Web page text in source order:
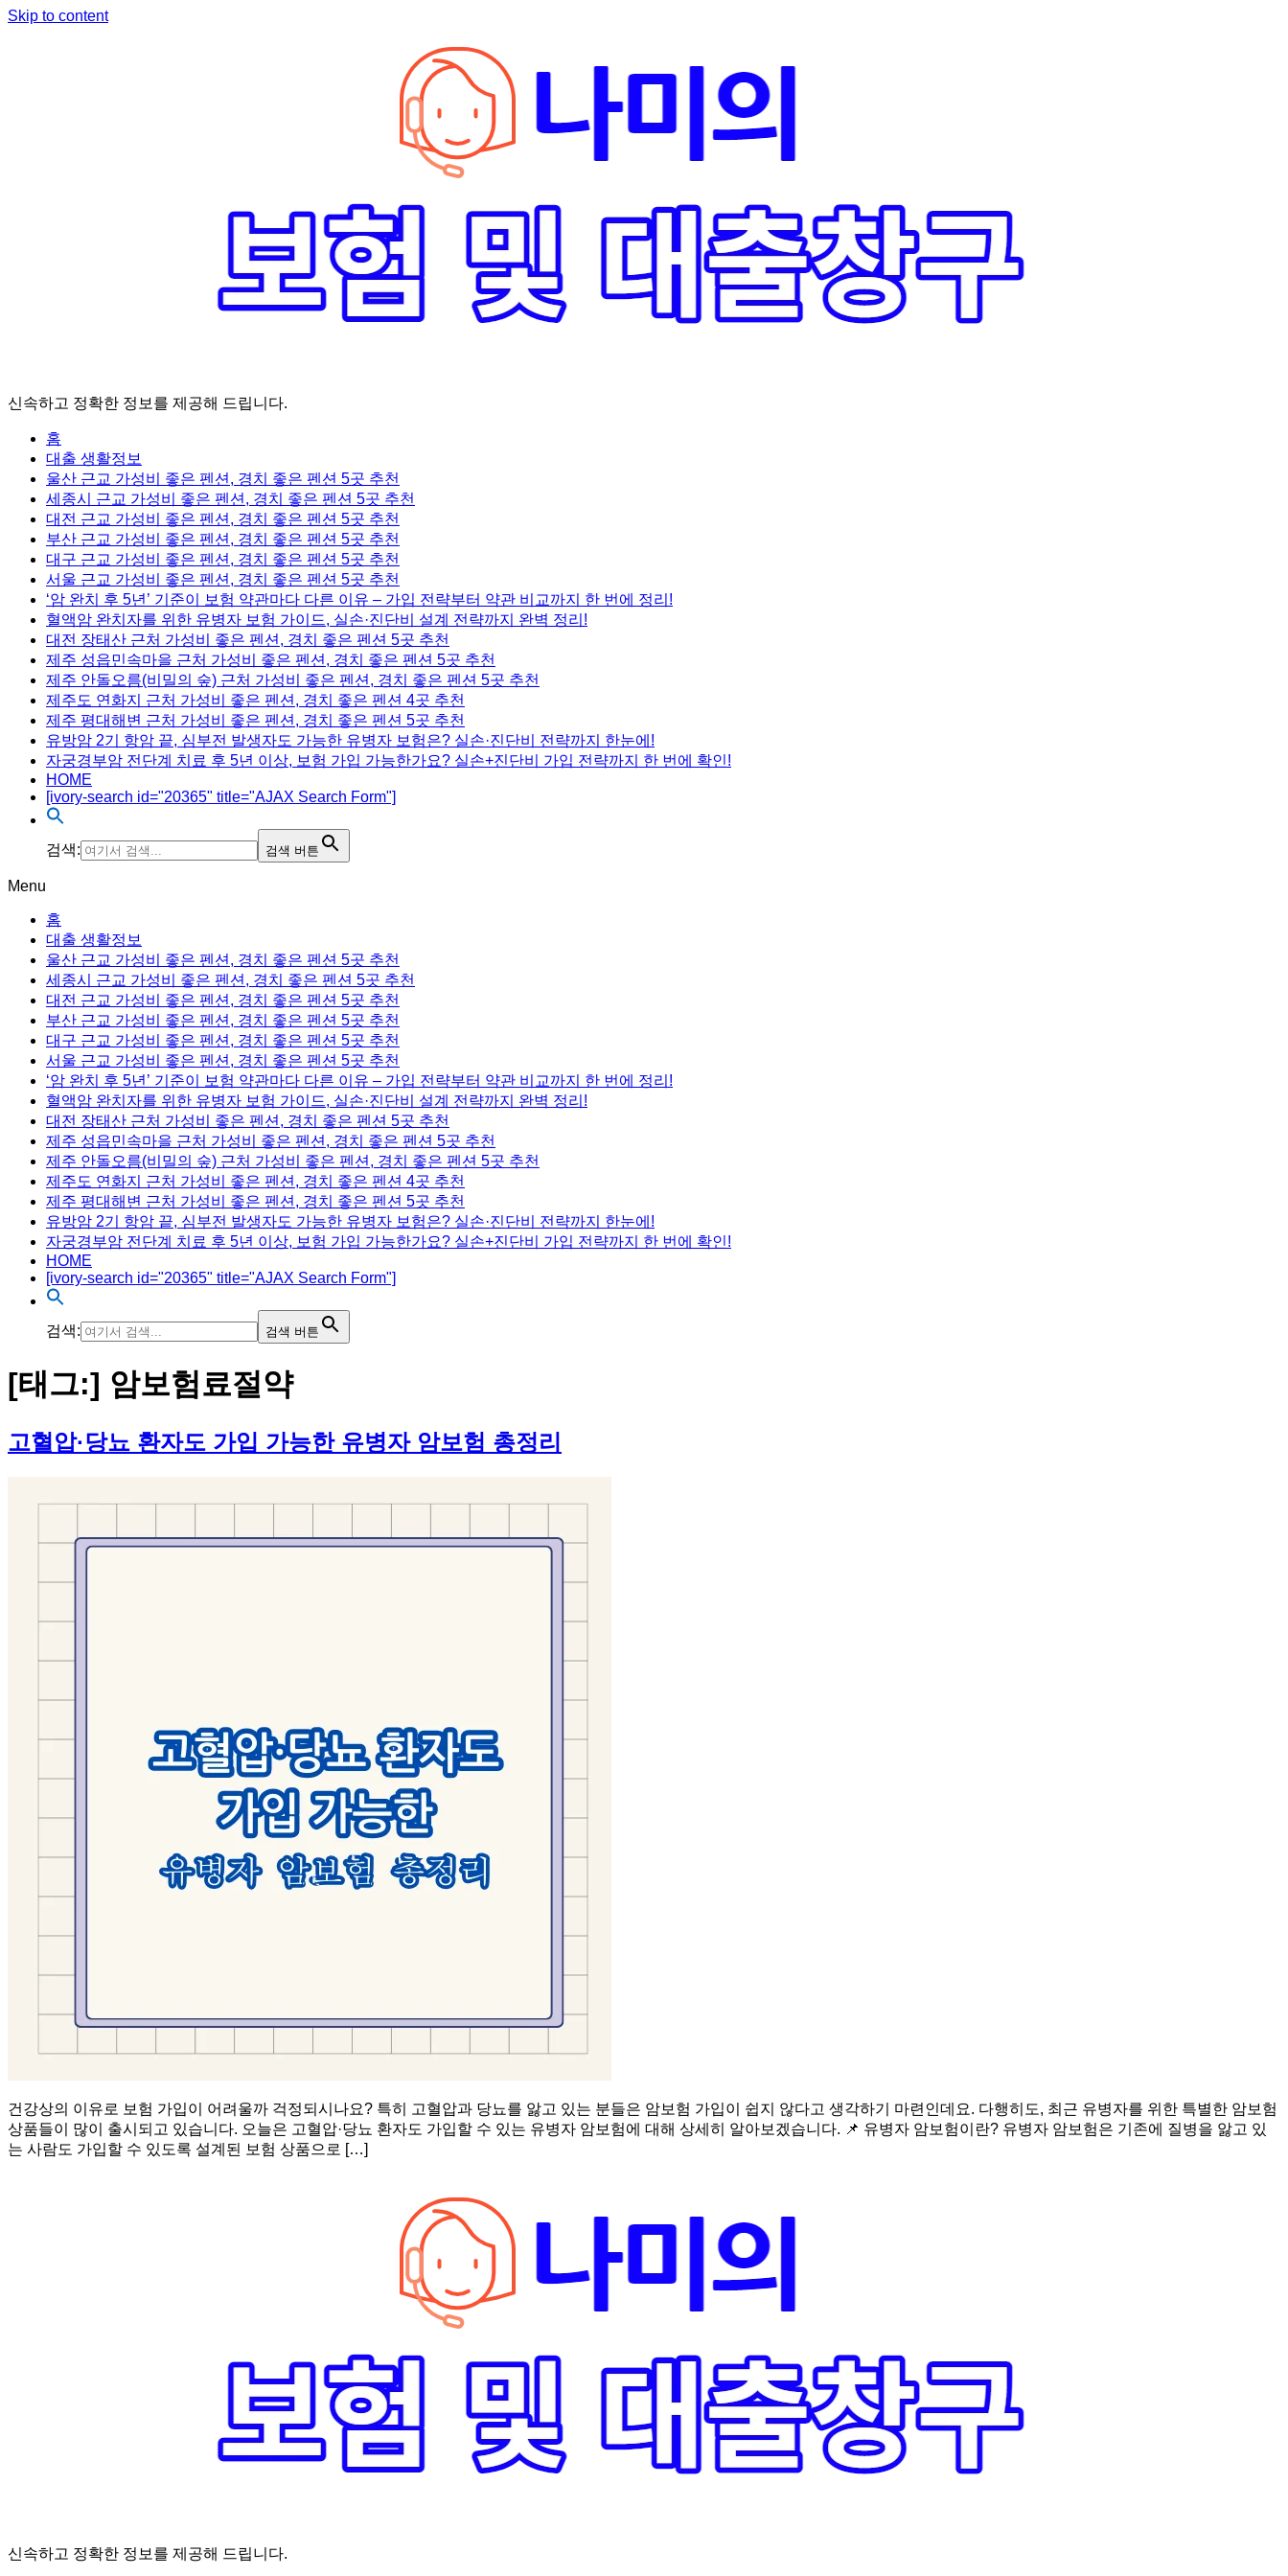
Skip to content
신속하고 정확한 정보를 제공해 드립니다.
홈
대출 생활정보
울산 근교 가성비 좋은 펜션, 경치 좋은 펜션 5곳 추천
세종시 근교 가성비 좋은 펜션, 경치 좋은 펜션 5곳 추천
대전 근교 가성비 좋은 펜션, 경치 좋은 펜션 5곳 추천
부산 근교 가성비 좋은 펜션, 경치 좋은 펜션 5곳 추천
대구 근교 가성비 좋은 펜션, 경치 좋은 펜션 5곳 추천
서울 근교 가성비 좋은 펜션, 경치 좋은 펜션 5곳 추천
‘암 완치 후 5년’ 기준이 보험 약관마다 다른 이유 – 가입 전략부터 약관 비교까지 한 번에 정리!
혈액암 완치자를 위한 유병자 보험 가이드, 실손·진단비 설계 전략까지 완벽 정리!
대전 장태산 근처 가성비 좋은 펜션, 경치 좋은 펜션 5곳 추천
제주 성읍민속마을 근처 가성비 좋은 펜션, 경치 좋은 펜션 5곳 추천
제주 안돌오름(비밀의 숲) 근처 가성비 좋은 펜션, 경치 좋은 펜션 5곳 추천
제주도 연화지 근처 가성비 좋은 펜션, 경치 좋은 펜션 4곳 추천
제주 평대해변 근처 가성비 좋은 펜션, 경치 좋은 펜션 5곳 추천
유방암 2기 항암 끝, 심부전 발생자도 가능한 유병자 보험은? 실손·진단비 전략까지 한눈에!
자궁경부암 전단계 치료 후 5년 이상, 보험 가입 가능한가요? 실손+진단비 가입 전략까지 한 번에 확인!
HOME
[ivory-search id="20365" title="AJAX Search Form"]
검색: 검색 버튼
Menu
홈
대출 생활정보
울산 근교 가성비 좋은 펜션, 경치 좋은 펜션 5곳 추천
세종시 근교 가성비 좋은 펜션, 경치 좋은 펜션 5곳 추천
대전 근교 가성비 좋은 펜션, 경치 좋은 펜션 5곳 추천
부산 근교 가성비 좋은 펜션, 경치 좋은 펜션 5곳 추천
대구 근교 가성비 좋은 펜션, 경치 좋은 펜션 5곳 추천
서울 근교 가성비 좋은 펜션, 경치 좋은 펜션 5곳 추천
‘암 완치 후 5년’ 기준이 보험 약관마다 다른 이유 – 가입 전략부터 약관 비교까지 한 번에 정리!
혈액암 완치자를 위한 유병자 보험 가이드, 실손·진단비 설계 전략까지 완벽 정리!
대전 장태산 근처 가성비 좋은 펜션, 경치 좋은 펜션 5곳 추천
제주 성읍민속마을 근처 가성비 좋은 펜션, 경치 좋은 펜션 5곳 추천
제주 안돌오름(비밀의 숲) 근처 가성비 좋은 펜션, 경치 좋은 펜션 5곳 추천
제주도 연화지 근처 가성비 좋은 펜션, 경치 좋은 펜션 4곳 추천
제주 평대해변 근처 가성비 좋은 펜션, 경치 좋은 펜션 5곳 추천
유방암 2기 항암 끝, 심부전 발생자도 가능한 유병자 보험은? 실손·진단비 전략까지 한눈에!
자궁경부암 전단계 치료 후 5년 이상, 보험 가입 가능한가요? 실손+진단비 가입 전략까지 한 번에 확인!
HOME
[ivory-search id="20365" title="AJAX Search Form"]
검색: 검색 버튼
[태그:] 암보험료절약
고혈압·당뇨 환자도 가입 가능한 유병자 암보험 총정리
건강상의 이유로 보험 가입이 어려울까 걱정되시나요? 특히 고혈압과 당뇨를 앓고 있는 분들은 암보험 가입이 쉽지 않다고 생각하기 마련인데요. 다행히도, 최근 유병자를 위한 특별한 암보험
상품들이 많이 출시되고 있습니다. 오늘은 고혈압·당뇨 환자도 가입할 수 있는 유병자 암보험에 대해 상세히 알아보겠습니다. 📌 유병자 암보험이란? 유병자 암보험은 기존에 질병을 앓고 있
는 사람도 가입할 수 있도록 설계된 보험 상품으로 […]
신속하고 정확한 정보를 제공해 드립니다.